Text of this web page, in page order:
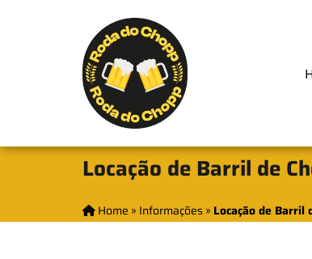
Locação de Barril de
Home » Informações» Locação de Barril